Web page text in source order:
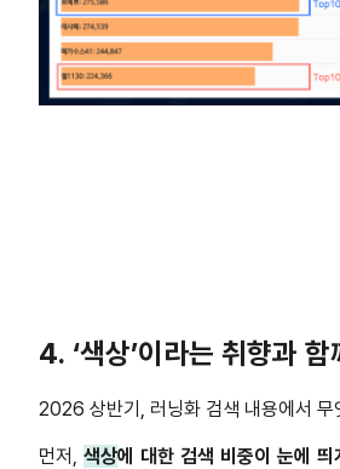
4. ‘색상’이라는 취향과 함
2026 상반기 , 러닝화 검색 내용에서
먼저 ,색상에 대한 검색 비중이 눈에 띄